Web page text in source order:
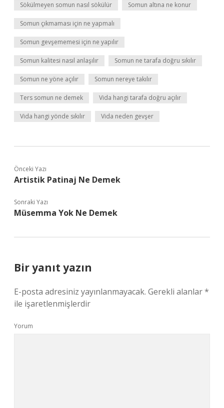
Sökülmeyen somun nasıl sökülür Somun altına ne konur
Somun çıkmaması için ne yapmalı
Somun gevşememesi için ne yapılır
Somun kalitesi nasıl anlaşılır Somun ne tarafa doğru sıkılır
Somun ne yöne açılır Somun nereye takılır
Ters somun ne demek Vida hangi tarafa doğru açılır
Vida hangi yönde sıkılır Vida neden gevşer
Önceki Yazı
Artistik Patinaj Ne Demek
Sonraki Yazı
Müsemma Yok Ne Demek
Bir yanıt yazın
E-posta adresiniz yayınlanmayacak. Gerekli alanlar*
ile işaretlenmişlerdir
Yorum